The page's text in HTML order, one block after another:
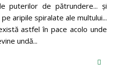
puterilor de pătrundere... și
aripile spiralate ale multului...
astfel în pace acolo unde
undă...